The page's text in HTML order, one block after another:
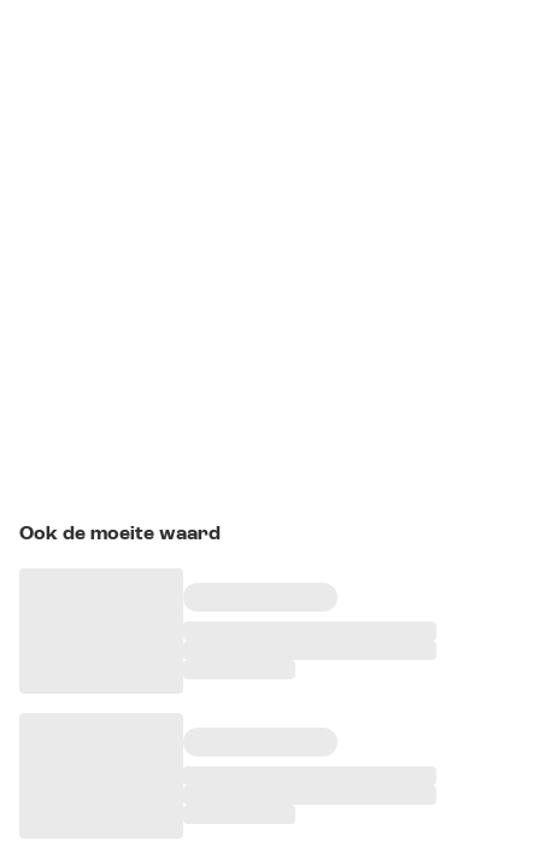
Ook de moeite waard